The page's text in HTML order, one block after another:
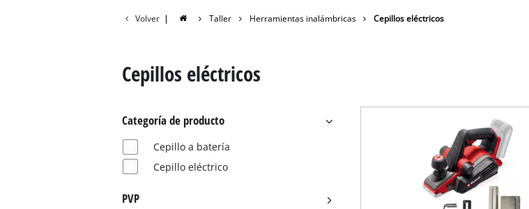
Todos los dispositivos PROFESSIONAL
Herramientas eléctricas PROFESSIONAL
Herramientas de jardín PROFESSIONAL
Máquinas de Lijado
Afiladores de
Lijadoras de banda
Mezcladores
Volver | Taller Herramientas inalámbricas Cepillos eléctricos
Cepillos eléctricos
Categoría de producto
Cepillo a batería
Cepillo eléctrico
PVP